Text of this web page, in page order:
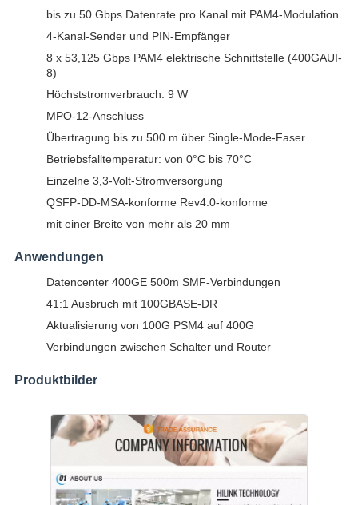
bis zu 50 Gbps Datenrate pro Kanal mit PAM4-Modulation
4-Kanal-Sender und PIN-Empfänger
8 x 53,125 Gbps PAM4 elektrische Schnittstelle (400GAUI-
8)
Höchststromverbrauch: 9 W
MPO-12-Anschluss
Übertragung bis zu 500 m über Single-Mode-Faser
Betriebsfalltemperatur: von 0°C bis 70°C
Einzelne 3,3-Volt-Stromversorgung
QSFP-DD-MSA-konforme Rev4.0-konforme
mit einer Breite von mehr als 20 mm
Anwendungen
Datencenter 400GE 500m SMF-Verbindungen
41:1 Ausbruch mit 100GBASE-DR
Aktualisierung von 100G PSM4 auf 400G
Verbindungen zwischen Schalter und Router
Produktbilder